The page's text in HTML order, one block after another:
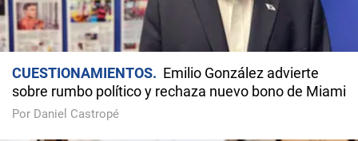
CUESTIONAMIENTOS
Emilio González advierte
sobre rumbo político y rechaza nuevo bono de Miami
Por Daniel Castropé